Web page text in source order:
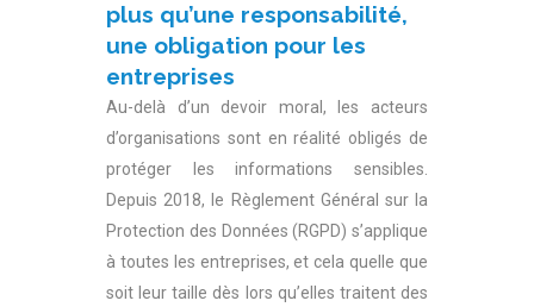
plus qu’une responsabilité,
une obligation pour les
entreprises
Au-delà d’un devoir moral, les acteurs
d’organisations sont en réalité obligés de
protéger les informations sensibles.
Depuis 2018, le Règlement Général sur la
Protection des Données (RGPD) s’applique
à toutes les entreprises, et cela quelle que
soit leur taille dès lors qu’elles traitent des